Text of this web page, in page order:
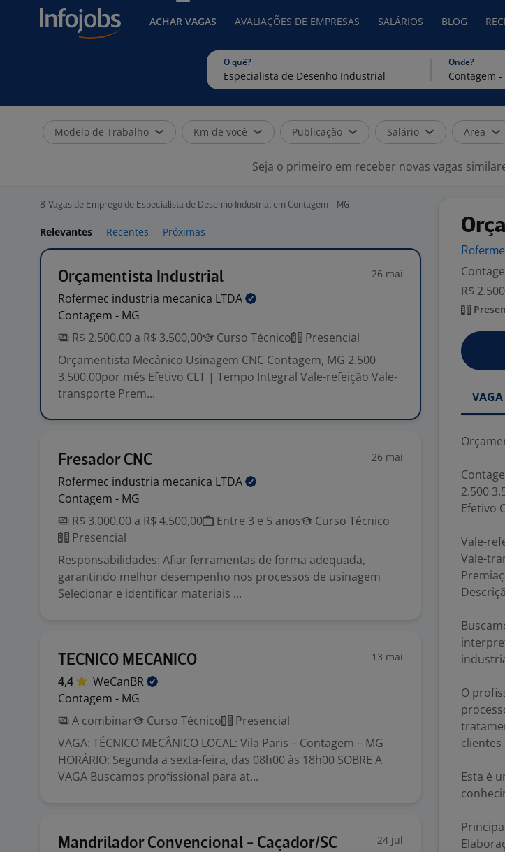
ACHAR VAGAS AVALIAÇÕES DE EMPRESAS SALÁRIOS BLOG
O quê? Onde?
Modelo de Trabalho Km de você Publicação Salário Área
Seja o primeiro em receber novas vagas
8 Vagas de Emprego de Especialista de Desenho Industrial em Contagem - MG
Relevantes Recentes Próximas
Orçamentista Industrial 26 mai
Rofermec industria mecanica LTDA
Contagem - MG
R$ 2.500,00 a R$ 3.500,00
Curso Técnico
Presencial
Orçamentista Mecânico Usinagem CNC Contagem, MG 2.500
3.500,00por mês Efetivo CLT | Tempo Integral Vale-refeição Vale-
transporte Prem...
Fresador CNC 26 mai
Rofermec industria mecanica LTDA
Contagem - MG
R$ 3.000,00 a R$ 4.500,00
Entre 3 e 5 anos
Curso Técnico
Presencial
Responsabilidades: Afiar ferramentas de forma adequada,
garantindo melhor desempenho nos processos de usinagem
Selecionar e identificar materiais ...
TECNICO MECANICO 13 mai
4,4
WeCanBR
Contagem - MG
A combinar
Curso Técnico
Presencial
VAGA: TÉCNICO MECÂNICO LOCAL: Vila Paris – Contagem – MG
HORÁRIO: Segunda a sexta-feira, das 08h00 às 18h00 SOBRE A
VAGA Buscamos profissional para at...
Mandrilador Convencional - Caçador/SC 24 jul
R$
VAGA
2.500
Efetivo
Vale-
Vale-
O
clientes
Esta é